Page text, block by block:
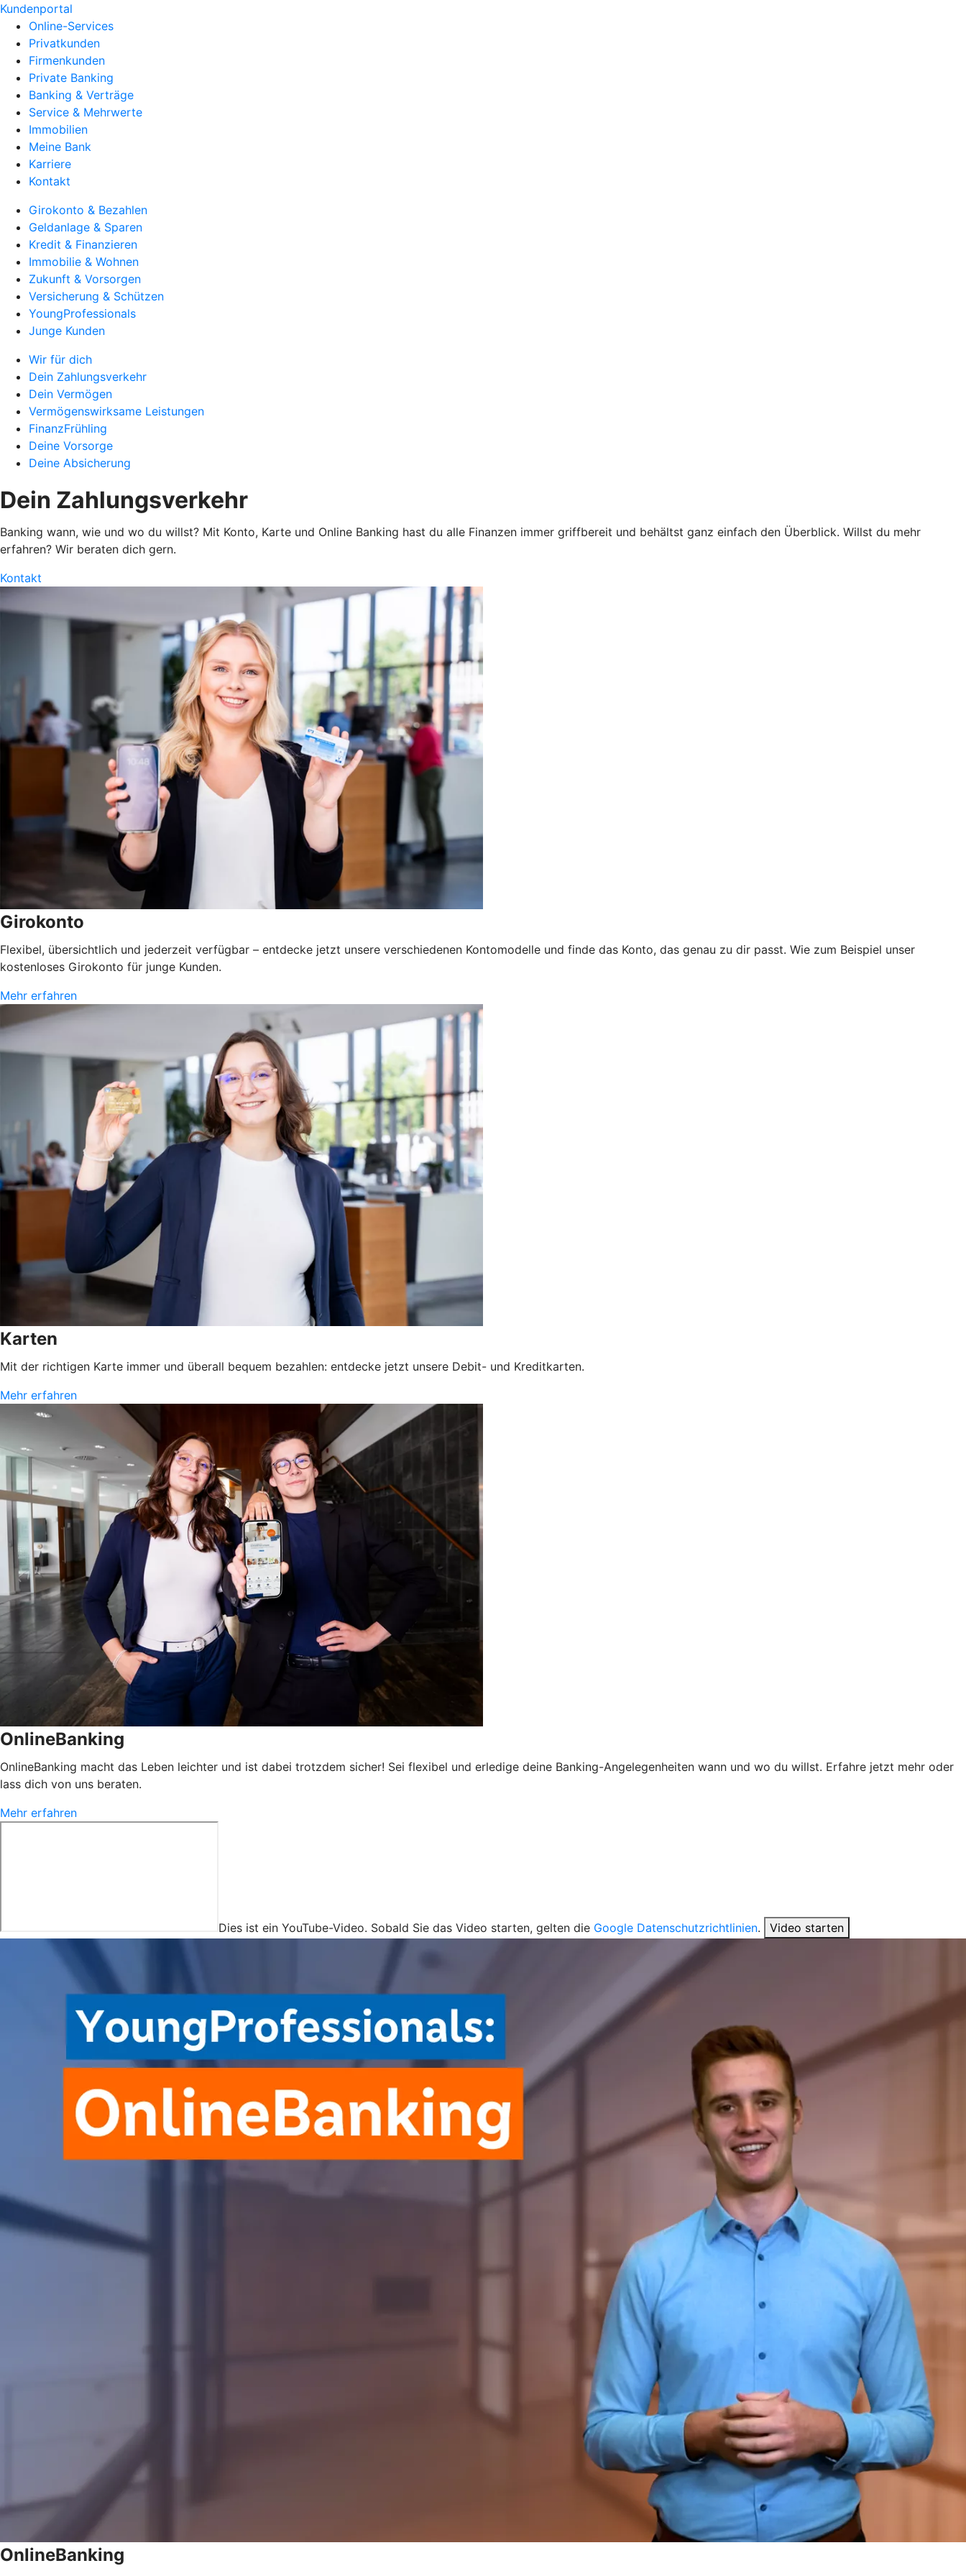
Kundenportal
Online-Services
Privatkunden
Firmenkunden
Private Banking
Banking & Verträge
Service & Mehrwerte
Immobilien
Meine Bank
Karriere
Kontakt
Girokonto & Bezahlen
Geldanlage & Sparen
Kredit & Finanzieren
Immobilie & Wohnen
Zukunft & Vorsorgen
Versicherung & Schützen
YoungProfessionals
Junge Kunden
Wir für dich
Dein Zahlungsverkehr
Dein Vermögen
Vermögenswirksame Leistungen
FinanzFrühling
Deine Vorsorge
Deine Absicherung
Dein Zahlungsverkehr
Banking wann, wie und wo du willst? Mit Konto, Karte und Online Banking hast du alle Finanzen immer griffbereit und behältst ganz einfach den Überblick. Willst du mehr
erfahren? Wir beraten dich gern.
Kontakt
Girokonto
Flexibel, übersichtlich und jederzeit verfügbar – entdecke jetzt unsere verschiedenen Kontomodelle und finde das Konto, das genau zu dir passt. Wie zum Beispiel unser
kostenloses Girokonto für junge Kunden.
Mehr erfahren
Karten
Mit der richtigen Karte immer und überall bequem bezahlen: entdecke jetzt unsere Debit- und Kreditkarten.
Mehr erfahren
OnlineBanking
OnlineBanking macht das Leben leichter und ist dabei trotzdem sicher! Sei flexibel und erledige deine Banking-Angelegenheiten wann und wo du willst. Erfahre jetzt mehr oder
lass dich von uns beraten.
Mehr erfahren
Dies ist ein YouTube-Video. Sobald Sie das Video starten, gelten die Google Datenschutzrichtlinien. Video starten
OnlineBanking